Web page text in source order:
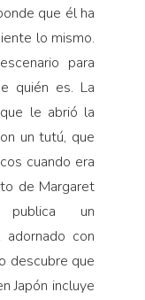
que él ha
lo mismo.
para
quién es. La
le abrió la
un tutú, que
cuando era
de Margaret
un
con
descubre que
Japón incluye